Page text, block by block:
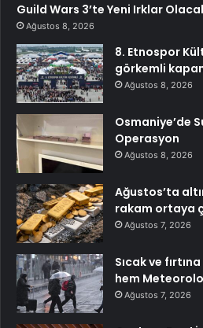
Guild Wars 3’te Yeni Irklar
Ağustos 8, 2026
8. Etnospor
görkemli
Ağustos 8, 2026
Osmaniye’de
Operasyon
Ağustos 8, 2026
Ağustos’ta
rakam ortaya
Ağustos 7, 2026
Sıcak ve
hem
Ağustos 7, 2026